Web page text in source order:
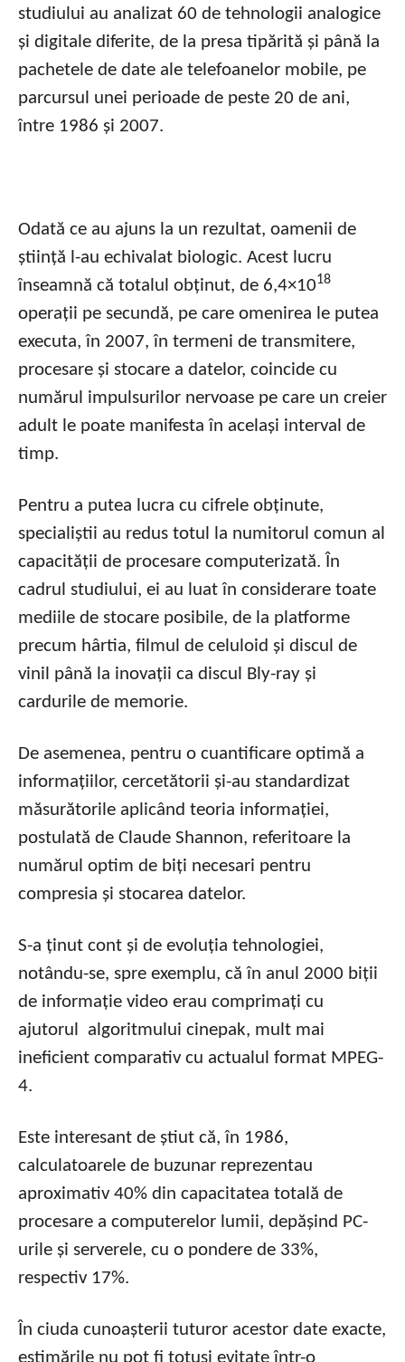
studiului au analizat 60 de tehnologii analogice
și digitale diferite, de la presa tipărită și până la
pachetele de date ale telefoanelor mobile, pe
parcursul unei perioade de peste 20 de ani,
între 1986 și 2007.
Odată ce au ajuns la un rezultat, oamenii de
știință l-au echivalat biologic. Acest lucru
înseamnă că totalul obținut, de 6,4×1018
operații pe secundă, pe care omenirea le putea
executa, în 2007, în termeni de transmitere,
procesare și stocare a datelor, coincide cu
numărul impulsurilor nervoase pe care un creier
adult le poate manifesta în același interval de
timp.
Pentru a putea lucra cu cifrele obținute,
specialiștii au redus totul la numitorul comun al
capacității de procesare computerizată. În
cadrul studiului, ei au luat în considerare toate
mediile de stocare posibile, de la platforme
precum hârtia, filmul de celuloid și discul de
vinil până la inovații ca discul Bly-ray și
cardurile de memorie.
De asemenea, pentru o cuantificare optimă a
informațiilor, cercetătorii și-au standardizat
măsurătorile aplicând teoria informației,
postulată de Claude Shannon, referitoare la
numărul optim de biți necesari pentru
compresia și stocarea datelor.
S-a ținut cont și de evoluția tehnologiei,
notându-se, spre exemplu, că în anul 2000 biții
de informație video erau comprimați cu
ajutorul algoritmului cinepak, mult mai
ineficient comparativ cu actualul format MPEG-
4.
Este interesant de știut că, în 1986,
calculatoarele de buzunar reprezentau
aproximativ 40% din capacitatea totală de
procesare a computerelor lumii, depășind PC-
urile și serverele, cu o pondere de 33%,
respectiv 17%.
În ciuda cunoașterii tuturor acestor date exacte,